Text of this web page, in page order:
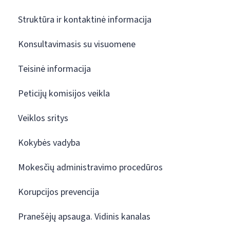
Struktūra ir kontaktinė informacija
Konsultavimasis su visuomene
Teisinė informacija
Peticijų komisijos veikla
Veiklos sritys
Kokybės vadyba
Mokesčių administravimo procedūros
Korupcijos prevencija
Pranešėjų apsauga. Vidinis kanalas